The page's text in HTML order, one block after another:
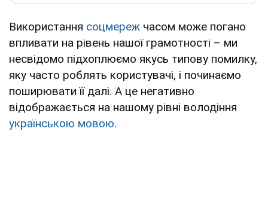
Використання соцмереж часом може погано
впливати на рівень нашої грамотності – ми
несвідомо підхоплюємо якусь типову помилку,
яку часто роблять користувачі, і починаємо
поширювати її далі. А це негативно
відображається на нашому рівні володіння
українською мовою.